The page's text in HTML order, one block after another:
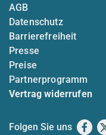
AGB
Datenschutz
Barrierefreiheit
Presse
Preise
Partnerprogramm
Vertrag widerrufen
Folgen Sie uns